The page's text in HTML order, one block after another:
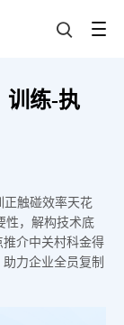
训练-执
正触碰效率天花
性，解构技术底
介中关村科金得
力企业全员复制